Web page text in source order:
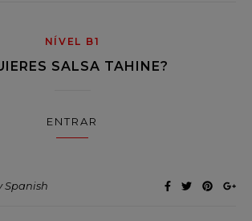
NÍVEL B1
SALSA TAHINE?
ENTRAR
Spanish